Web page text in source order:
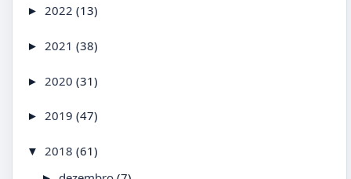
► 2022 (13)
► 2021 (38)
► 2020 (31)
► 2019 (47)
▼ 2018 (61)